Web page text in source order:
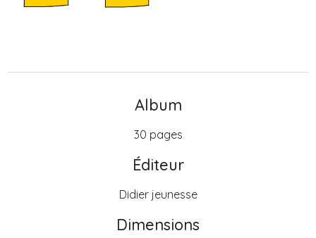
Album
30 pages
Éditeur
Didier jeunesse
Dimensions